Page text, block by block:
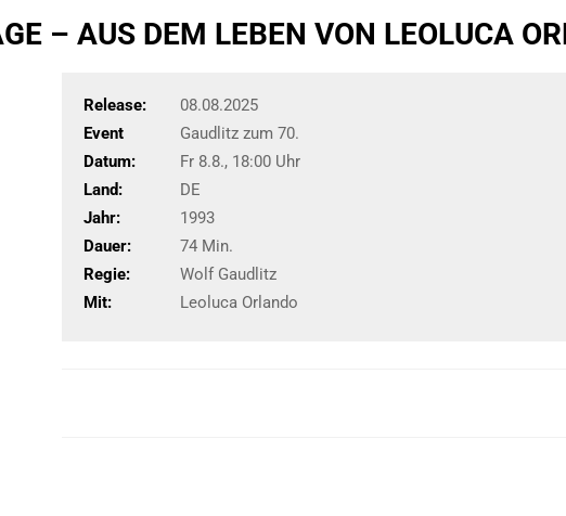
– AUS DEM LEBEN VON LEOLUCA
Release:
08.08.2025
Event
Gaudlitz zum 70.
Datum:
Fr 8.8., 18:00 Uhr
Land:
DE
Jahr:
1993
Dauer:
74 Min.
Regie:
Wolf Gaudlitz
Mit:
Leoluca Orlando